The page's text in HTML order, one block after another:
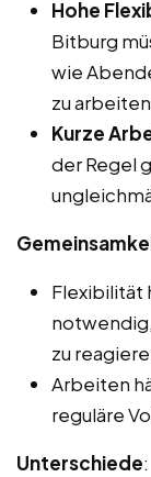
Hohe
Bitburg
wie
zu
Kurze
der Regel
Flexibilität
zu
Arbeiten
reguläre
Unterschiede: